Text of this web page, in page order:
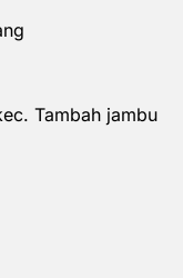
Tambah jambu